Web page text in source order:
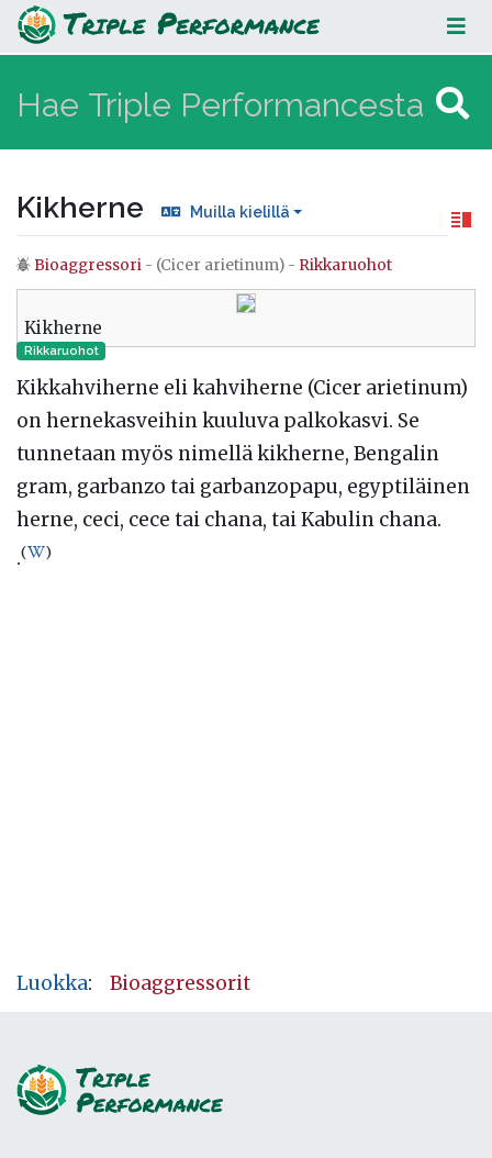
Kikherne
Kikherne Muilla kielillä
Loikkaa:valikkoon, hakuun
Bioaggressori - (Cicer arietinum) - Rikkaruohot
Kikherne
Rikkaruohot
Kikkahviherne eli kahviherne (Cicer arietinum)
on hernekasveihin kuuluva palkokasvi. Se
tunnetaan myös nimellä kikherne, Bengalin
gram, garbanzo tai garbanzopapu, egyptiläinen
herne, ceci, cece tai chana, tai Kabulin chana.
.( )
Luokka: Bioaggressorit